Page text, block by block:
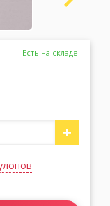
Есть на складе
+